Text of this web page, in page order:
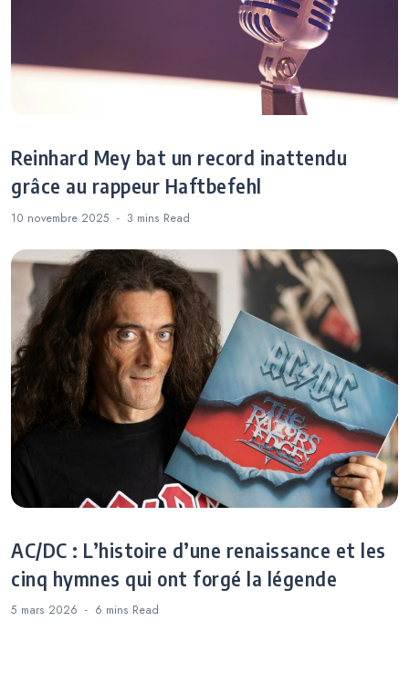
Reinhard Mey bat un record inattendu
grâce au rappeur Haftbefehl
10 novembre 2025 3 mins Read
AC/DC : L’histoire d’une renaissance et les
cinq hymnes qui ont forgé la légende
5 mars 2026 6 mins Read